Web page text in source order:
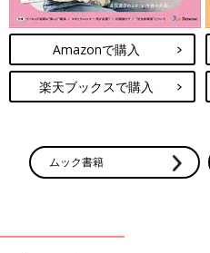
Amazonで購入
楽天ブックスで購入
ムック書籍